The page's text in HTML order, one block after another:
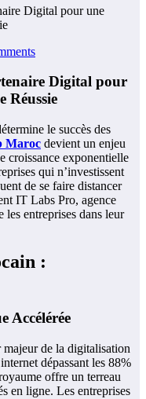
Digital pour une
Digital pour
Réussie
le succès des
Maroc devient un enjeu
croissance exponentielle
qui n’investissent
de se faire distancer
IT Labs Pro, agence
les entreprises dans leur
:
Accélérée
majeur de la digitalisation
dépassant les 88%
offre un terreau
en ligne. Les entreprises